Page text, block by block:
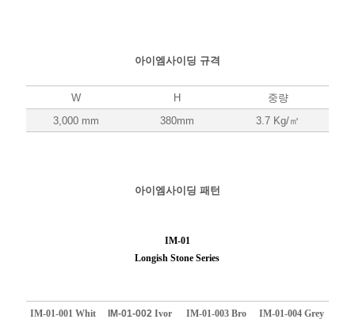
아이엠사이딩 규격
W H
중량
3,000 mm
380mm 3.7 Kg/㎡
아이엠사이딩 패턴
IM-01
Longish Stone Series​
IM-01-001 Whit
IM-01-002 Ivor
IM-01-003 Bro
IM-01-004 Grey